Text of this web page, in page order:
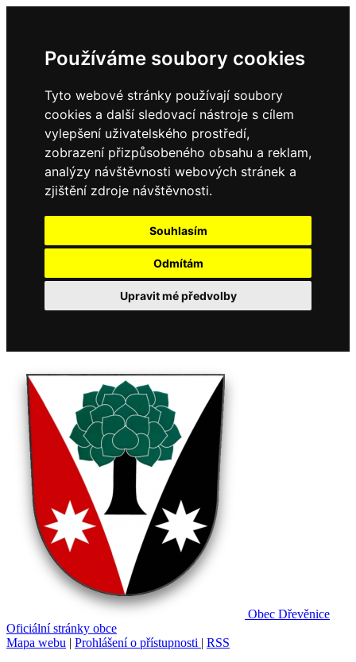
Používáme soubory cookies
Tyto webové stránky používají soubory
cookies a další sledovací nástroje s cílem
vylepšení uživatelského prostředí,
zobrazení přizpůsobeného obsahu a reklam,
analýzy návštěvnosti webových stránek a
zjištění zdroje návštěvnosti.
Souhlasím
Odmítám
Upravit mé předvolby
Obec Dřevěnice
Oficiální stránky obce
Mapa webu | Prohlášení o přístupnosti | RSS